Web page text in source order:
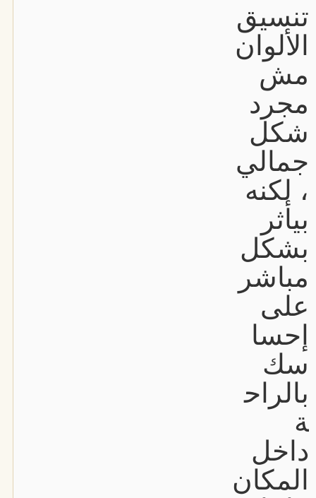
تنسيق
الألوان
مش
مجرد
شكل
جمالي
، لكنه
بيأثر
بشكل
مباشر
على
إحسا
سك
بالراح
ة
داخل
المكان